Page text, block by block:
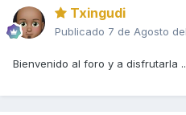
Txingudi
Publicado 7 de Agosto
Bienvenido al foro y a disfrutarla